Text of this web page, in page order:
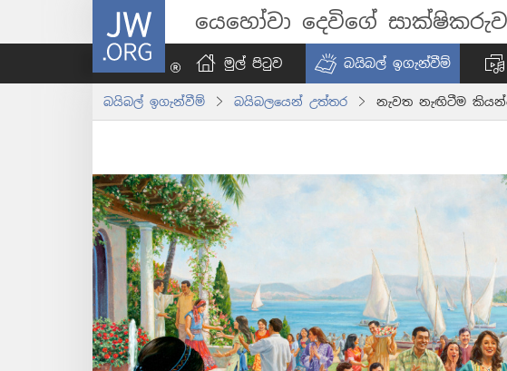
JW.ORG යෙහෝවා දෙවිගේ
මුල් පිටුව බයිබල් ඉගැන්වීම්
බයිබල් ඉගැන්වීම් බයිබලයෙන් උත්තර නැවත නැඟිටීම